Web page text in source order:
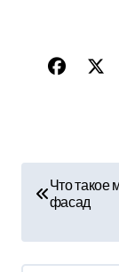
в
Что такое
фасад